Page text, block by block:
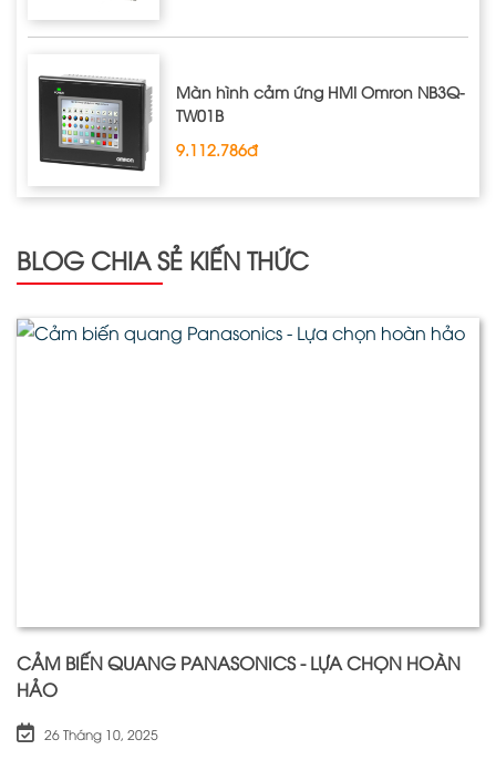
Màn hình cảm ứng HMI Omron NB3Q‐
TW01B
9.112.786đ
BLOG CHIA SẺ KIẾN THỨC
CẢM BIẾN QUANG PANASONICS - LỰA CHỌN HOÀN
HẢO
26 Tháng 10, 2025